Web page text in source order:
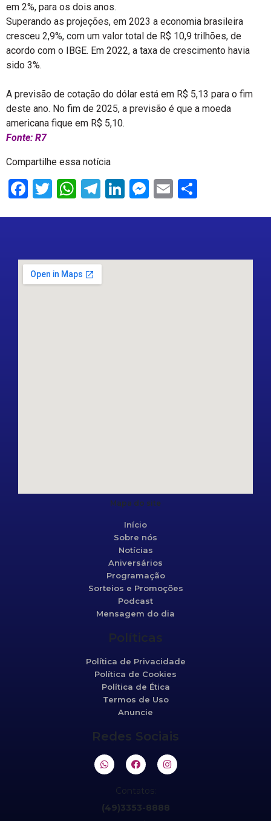
em 2%, para os dois anos.
Superando as projeções, em 2023 a economia brasileira
cresceu 2,9%, com um valor total de R$ 10,9 trilhões, de
acordo com o IBGE. Em 2022, a taxa de crescimento havia
sido 3%.
A previsão de cotação do dólar está em R$ 5,13 para o fim
deste ano. No fim de 2025, a previsão é que a moeda
americana fique em R$ 5,10.
Fonte: R7
Compartilhe essa notícia
Facebook
Twitter
WhatsApp
Telegram
LinkedIn
Messenger
Email
Mapa do site
Início
Sobre nós
Notícias
Aniversários
Programação
Sorteios e Promoções
Podcast
Mensagem do dia
Políticas
Política de Privacidade
Política de Cookies
Política de Ética
Termos de Uso
Anuncie
Redes Sociais
Contatos:
(49)3353-8888